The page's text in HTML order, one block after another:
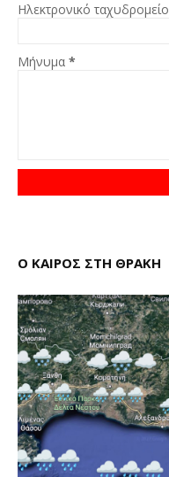
Ηλεκτρονικό ταχυδρομείο
Μήνυμα *
Ο ΚΑΙΡΟΣ ΣΤΗ ΘΡΑΚΗ